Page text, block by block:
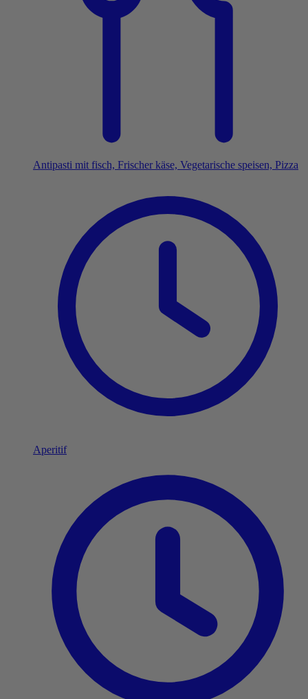
Antipasti mit fisch, Frischer käse, Vegetarische speisen, Pizza
Aperitif